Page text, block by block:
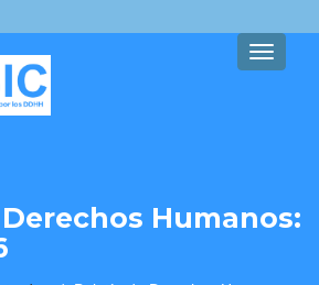
Toggle
Humanos: